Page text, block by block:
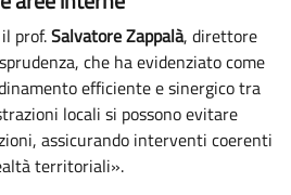
prof.Salvatore Zappalà, direttore
che ha evidenziato come
efficiente e sinergico tra
locali si possono evitare
assicurando interventi coerenti
territoriali».